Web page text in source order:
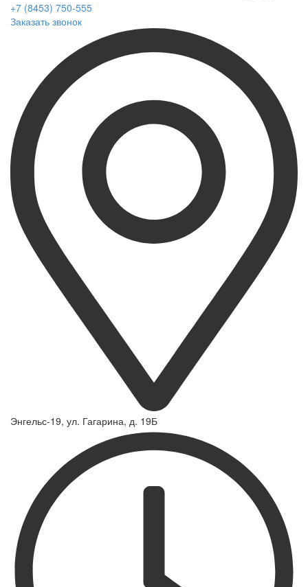
+7 (8453) 750-555
Заказать звонок
Энгельс-19, ул. Гагарина, д. 19Б